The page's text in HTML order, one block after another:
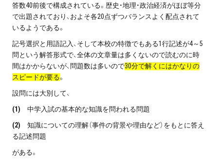
よくある質問
採用情報
会社概要
採用情報
プライバシーポリシー
答数40前後で構成されている。歴史・地理・政治経済がほぼ等分
で出題されており、およそ各20点ずつバランスよく配点されて
いるようである。
記号選択と用語記入、そして本校の特徴でもある1行記述が4～5
問という解答形式で、全体の文章量は多くないので読むのに時
間はかからないが、問題数は多いので30分で解くにはかなりの
スピードが要る。
設問には大別して、
(1) 中学入試の基本的な知識を問われる問題
(2) 知識についての理解（事件の背景や理由など）をもとに答え
る記述問題
がある。